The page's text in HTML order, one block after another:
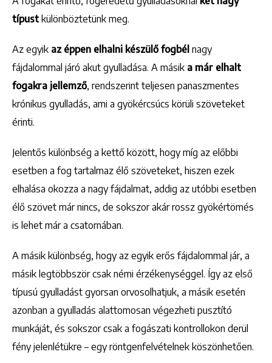
típust különböztetünk meg.
Az egyik az éppen elhalni készülő fogbél nagy
fájdalommal járó akut gyulladása. A másik a már elhalt
fogakra jellemző, rendszerint teljesen panaszmentes
krónikus gyulladás, ami a gyökércsúcs körüli szöveteket
érinti.
Jelentős különbség a kettő között, hogy míg az előbbi
esetben a fog tartalmaz élő szöveteket, hiszen ezek
elhalása okozza a nagy fájdalmat, addig az utóbbi esetben
élő szövet már nincs, de sokszor akár rossz gyökértömés
is lehet már a csatornában.
A másik különbség, hogy az egyik erős fájdalommal jár, a
másik legtöbbször csak némi érzékenységgel. Így az első
típusú gyulladást gyorsan orvosolhatjuk, a másik esetén
azonban a gyulladás alattomosan végezheti pusztító
munkáját, és sokszor csak a fogászati kontrollokon derül
fény jelenlétükre – egy röntgenfelvételnek köszönhetően.